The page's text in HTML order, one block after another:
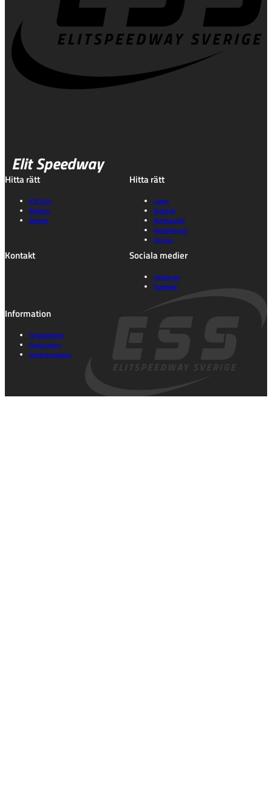
Elit Speedway
Hitta rätt
ESS Play
Biljetter
Schema
Hitta rätt
Lagen
Statistik
Nyhetsarkiv
Kontakta oss
Om oss
Kontakt Sociala medier
Instagram
Facebook
Information
Tillgänglighet
Cookie policy
Integritetspolicy